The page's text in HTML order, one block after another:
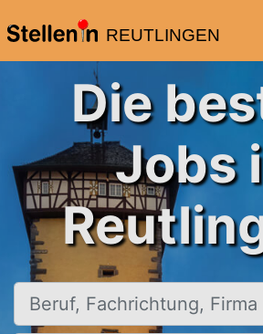
REUTLINGEN
Die
Jobs
Beruf, Fachrichtung, Firma